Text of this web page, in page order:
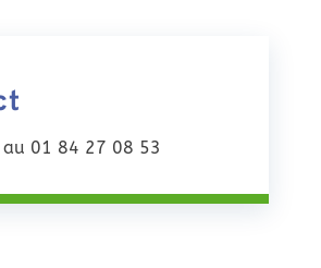
au 01 84 27 08 53